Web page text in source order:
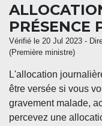
PRÉSENCE
Vérifié le 20 Jul 2023 -
(Première ministre)
L'allocation
être versée si vous
gravement malade,
percevez une